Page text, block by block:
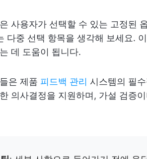
사용자가 선택할 수 있는 고정된
다중 선택 항목을 생각해 보세요.
데 도움이 됩니다.
은 제품 피드백 관리 시스템의 필
의사결정을 지원하며, 가설 검증